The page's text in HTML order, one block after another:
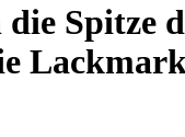
Spitze